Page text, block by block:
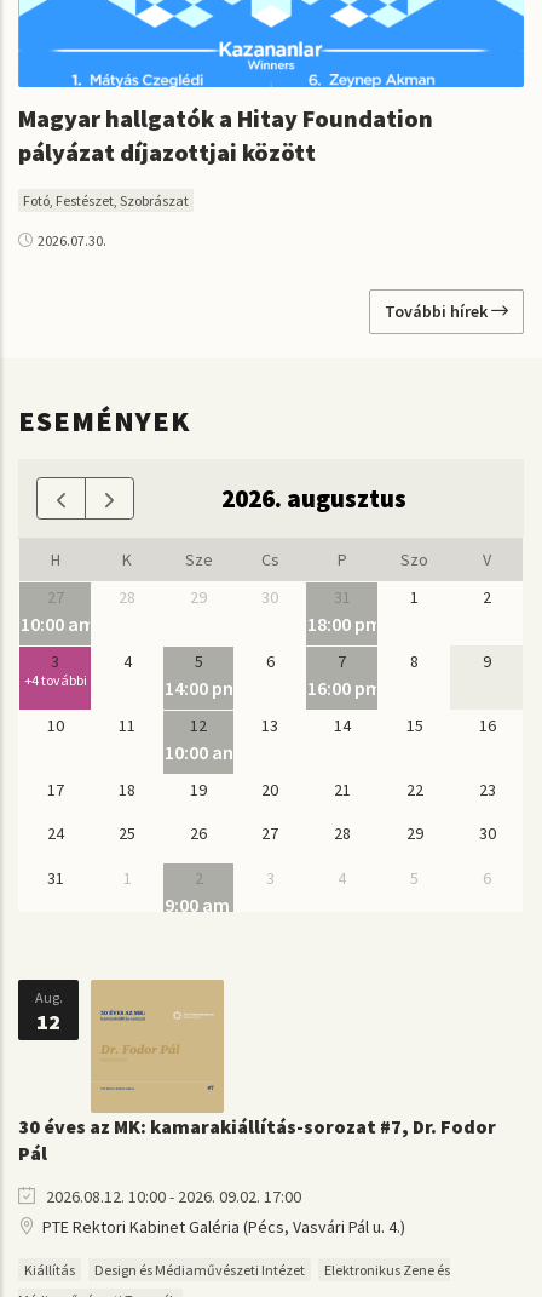
Magyar hallgatók a Hitay Foundation
pályázat díjazottjai között
Fotó, Festészet, Szobrászat
2026.07.30.
További hírek
ESEMÉNYEK
2026. augusztus
H K Sze Cs P Szo
V
27
28 29 30 31 1 2
10:00 am 18:00 pm
3 4 5 6 7 8 9
+4 további 14:00 pm Vasarely pihenősziget az Ördögkatlan
16:00 pm
10 11 12 13 14 15 16
10:00 am
17 18 19 20 21 22 23
24 25 26 27 28 29 30
31 1 2 3 4 5 6
9:00 am
Aug.
12
30 éves az MK: kamarakiállítás-sorozat #7, Dr. Fodor
Pál
2026.08.12. 10:00 - 2026. 09.02. 17:00
PTE Rektori Kabinet Galéria (Pécs, Vasvári Pál u. 4.)
Kiállítás Design és Médiaművészeti Intézet
Elektronikus Zene és